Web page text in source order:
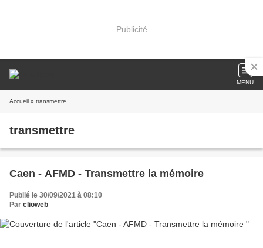
Publicité
MENU
Accueil » transmettre
transmettre
Caen - AFMD - Transmettre la mémoire
Publié le 30/09/2021 à 08:10
Par clioweb